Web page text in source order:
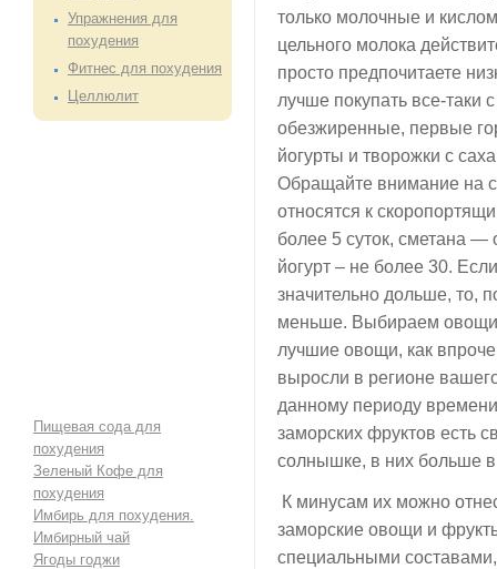
Упражнения для
похудения
Фитнес для похудения
Целлюлит
Пищевая сода для
похудения
Зеленый Кофе для
похудения
Имбирь для похудения.
Имбирный чай
Ягоды годжи
только молочные и
цельного молока
просто предпочитаете
лучше покупать все-
обезжиренные, первые
йогурты и творожки с
Обращайте внимание на
относятся к
более 5 суток, сметана —
йогурт – не более 30.
значительно дольше, то,
меньше. Выбираем овощи
лучшие овощи, как
выросли в регионе
данному периоду
заморских фруктов есть
солнышке, в них больше
К минусам их можно
заморские овощи и
специальными